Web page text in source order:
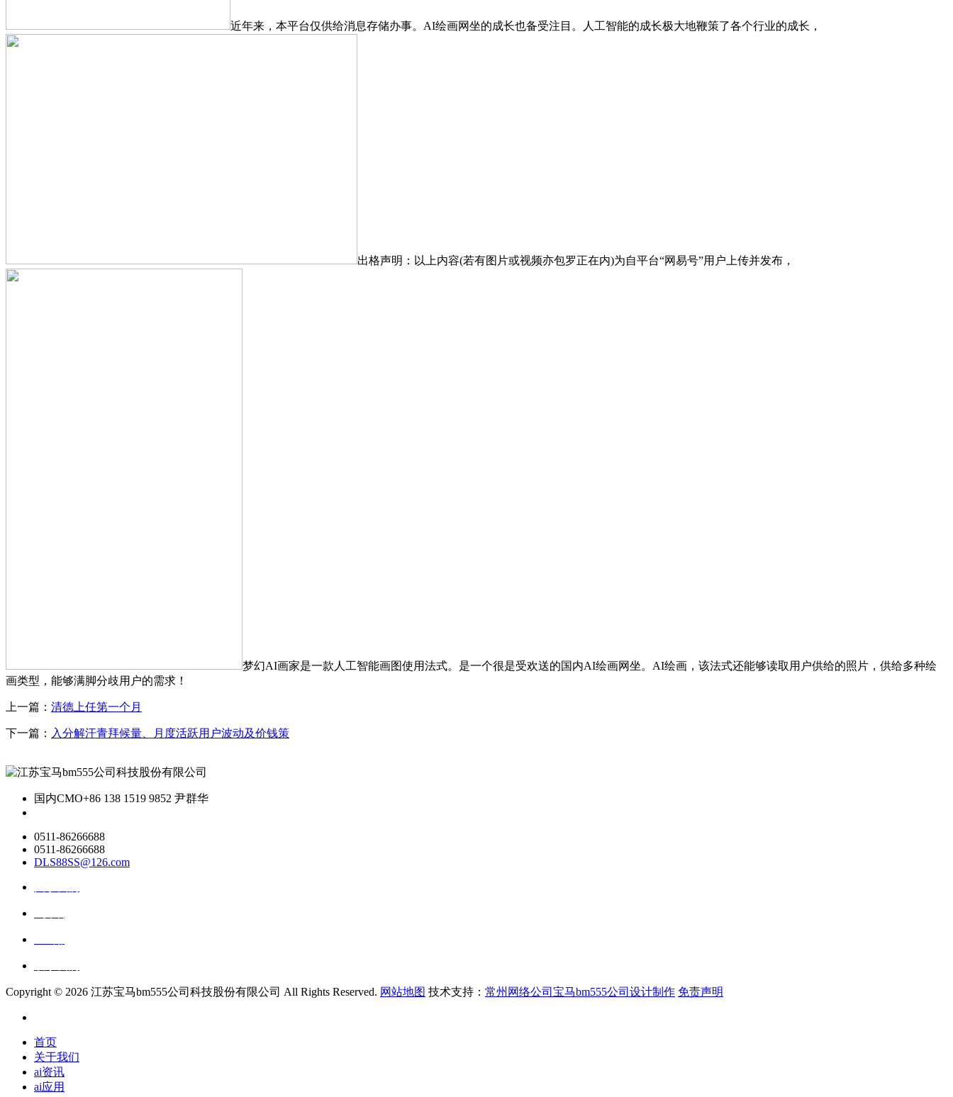
近年来，本平台仅供给消息存储办事。AI绘画网坐的成长也备受注目。人工智能的成长极大地鞭策了各个行业的成长，
出格声明：以上内容(若有图片或视频亦包罗正在内)为自平台“网易号”用户上传并发布，
梦幻AI画家是一款人工智能画图使用法式。是一个很是受欢送的国内AI绘画网坐。AI绘画，该法式还能够读取用户供给的照片，供给多种绘
画类型，能够满脚分歧用户的需求！
上一篇： 清德上任第一个月
下一篇： 入分解汗青拜候量、月度活跃用户波动及价钱策
国内CMO+86 138 1519 9852 尹群华
0511-86266688
0511-86266688
DLS88SS@126.com
Copyright © 2026 江苏宝马bm555公司科技股份有限公司 All Rights Reserved. 网站地图 技术支持： 常州网络公司宝马bm555公司设计制作 免责声明
首页
关于我们
ai资讯
ai应用